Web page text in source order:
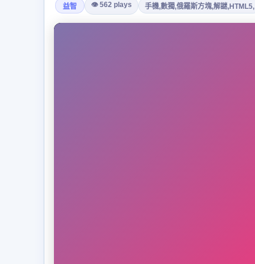
益智 👁 562 plays 手機,數獨,俄羅斯方塊,解謎,HTML5,